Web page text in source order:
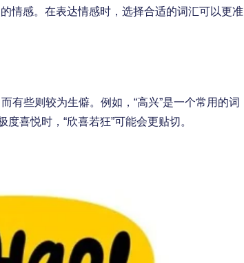
情感。在表达情感时，选择合适的词汇可以更准
有些则较为生僻。例如，“高兴”是一个常用的词
喜悦时，“欣喜若狂”可能会更贴切。